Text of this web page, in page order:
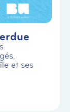
et ses